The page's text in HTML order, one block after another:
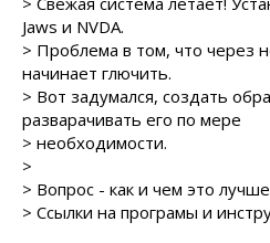
Jaws и NVDA.
> Проблема в том, что через
начинает глючить.
> Вот задумался, создать
разварачивать его по мере
> необходимости.
>
> Вопрос - как и чем это
> Ссылки на програмы и